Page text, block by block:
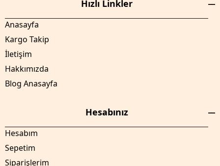
Hızlı Linkler
Anasayfa
Kargo Takip
İletişim
Hakkımızda
Blog Anasayfa
Hesabınız
Hesabım
Sepetim
Siparişlerim